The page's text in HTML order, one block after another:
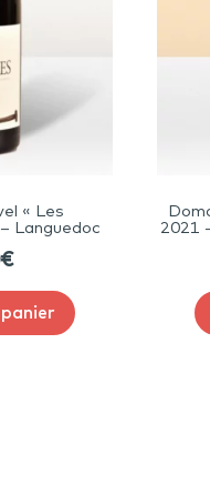
« Les
Languedoc
€
2021